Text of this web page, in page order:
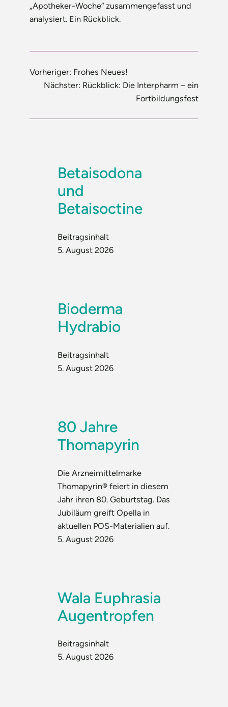
„Apotheker-Woche“ zusammengefasst und
analysiert. Ein Rückblick.
Vorheriger: Frohes Neues!
Nächster: Rückblick: Die Interpharm – ein
Fortbildungsfest
Betaisodona
und
Betaisoctine
Beitragsinhalt
5. August 2026
Bioderma
Hydrabio
Beitragsinhalt
5. August 2026
80 Jahre
Thomapyrin
Die Arzneimittelmarke
Thomapyrin® feiert in diesem
Jahr ihren 80. Geburtstag. Das
Jubiläum greift Opella in
aktuellen POS-Materialien auf.
5. August 2026
Wala Euphrasia
Augentropfen
Beitragsinhalt
5. August 2026